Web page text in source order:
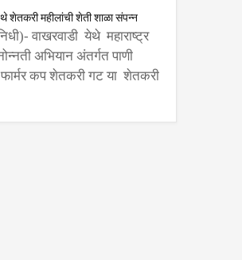
शेतकरी महीलांची शेती शाळा संपन्न
वाखरवाडी येथे महाराष्ट्र
अभियान अंतर्गत पाणी
कप शेतकरी गट या शेतकरी